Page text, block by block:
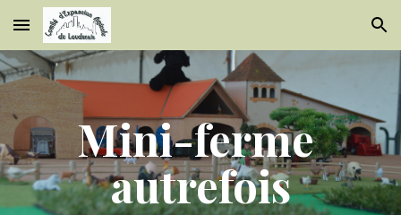
Skip to main content Skip to navigation
Mini-ferme
autrefois